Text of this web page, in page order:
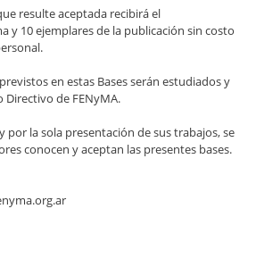
resulte aceptada recibirá el
y 10 ejemplares de la publicación sin costo
en estas Bases serán estudiados y
Directivo de FENyMA.
por la sola presentación de sus trabajos, se
conocen y aceptan las presentes bases.